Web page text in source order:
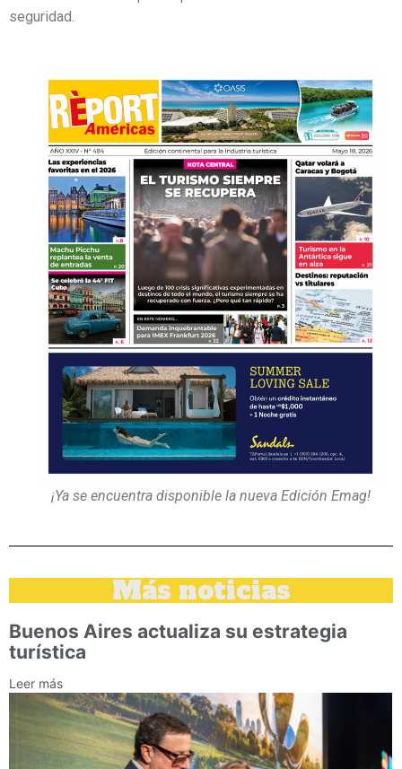
seguridad.
¡Ya se encuentra disponible la nueva Edición Emag!
Más noticias
Buenos Aires actualiza su estrategia
turística
Leer más